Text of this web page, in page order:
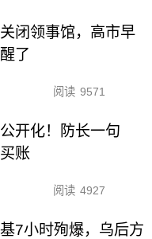
闭领事馆，高市早
了
阅读 9571
开化！防长一句
账
阅读 4927
7小时殉爆，乌后方